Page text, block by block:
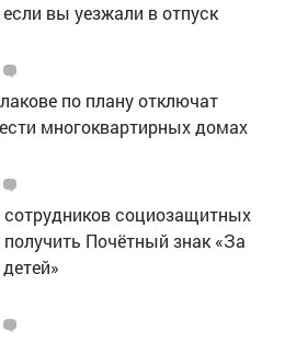
вы уезжали в отпуск
по плану отключат
многоквартирных домах
социозащитных
Почётный знак «За